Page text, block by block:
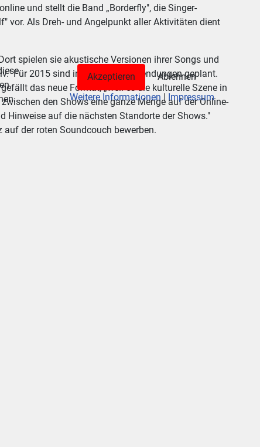
und stellt die Band „Borderfly", die Singer-
vor. Als Dreh- und Angelpunkt aller Aktivitäten dient
spielen sie akustische Versionen ihrer Songs und
Für 2015 sind insgesamt vier Sendungen geplant.
das neue Format, „weil es die kulturelle Szene in
den Shows eine ganze Menge auf der Online-
Hinweise auf die nächsten Standorte der Shows."
auf der roten Soundcouch bewerben.
Akzeptieren
Ablehnen
Weitere Informationen | Impressum